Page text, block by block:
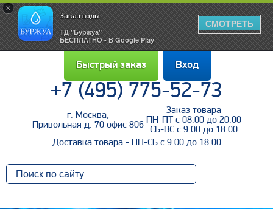
×
Заказ воды
ТД "Буржуа"
БЕСПЛАТНО - В Google Play
СМОТРЕТЬ
Войти
Напомнить пароль Регистрация
Быстрый заказ Вход
+7 (495) 775-52-73
г. Москва,
Привольная д. 70 офис 806
Заказ товара
ПН-ПТ с 08.00 до 20.00
СБ-ВС с 9.00 до 18.00
Доставка товара - ПН-СБ с 9.00 до 18.00